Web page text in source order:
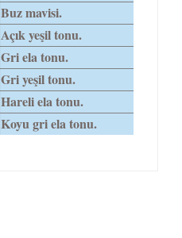
Buz mavisi.
Açık yeşil tonu.
Gri ela tonu.
Gri yeşil tonu.
Hareli ela tonu.
Koyu gri ela tonu.